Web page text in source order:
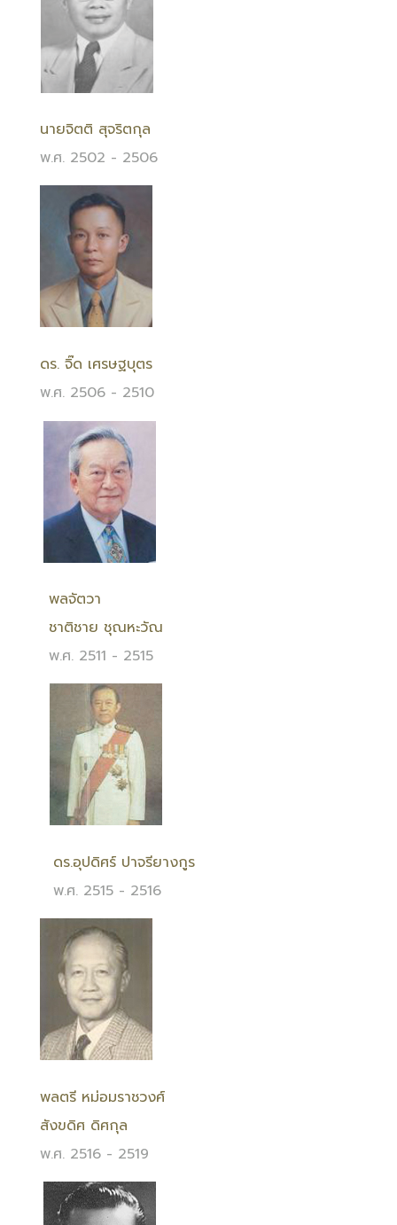
นายจิตติ สุจริตกุล
พ.ศ. 2502 - 2506
ดร. จิ๊ด เศรษฐบุตร
พ.ศ. 2506 - 2510
พลจัตวา
ชาติชาย ชุณหะวัณ
พ.ศ. 2511 - 2515
ดร.อุปดิศร์ ปาจรียางกูร
พ.ศ. 2515 - 2516
พลตรี หม่อมราชวงศ์
สังขดิศ ดิศกุล
พ.ศ. 2516 - 2519